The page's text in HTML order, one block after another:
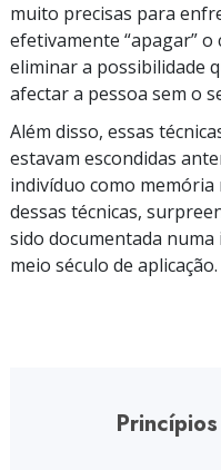
muito precisas para
efetivamente “apagar”o
eliminar a possibilidade
afectar a pessoa sem o
Além disso, essas
estavam escondidas
indivíduo como memória
dessas técnicas,
sido documentada
meio século de aplicação.